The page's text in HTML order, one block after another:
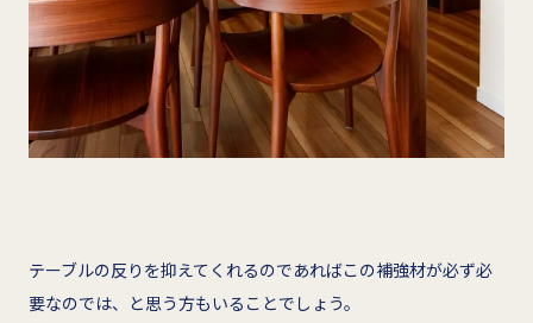
テーブルの反りを抑えてくれるのであればこの補強材が必ず必
要なのでは、と思う方もいることでしょう。